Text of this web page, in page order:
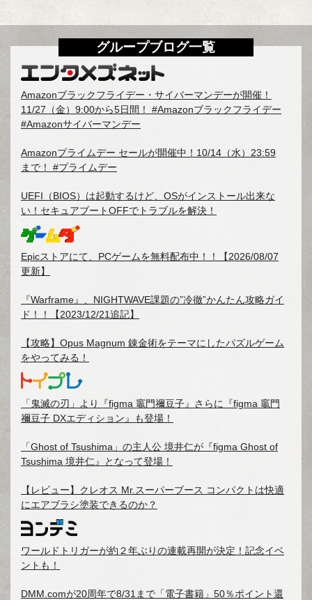
グループブログ一覧
Amazonブラックフライデー・サイバーマンデーが開催！
11/27（金）9:00から5日間！ #Amazonブラックフライデー
#Amazonサイバーマンデー
Amazonプライムデー セールが開催中！10/14（水）23:59
まで！ #プライムデー
UEFI（BIOS）は起動するけど、OSがインストール出来な
い！セキュアブートOFFでトラブルを解決！
Epicストアにて、PCゲームを無料配布中！！【2026/08/07
更新】
『Warframe』、NIGHTWAVE課題の”冷徹”かんたん攻略ガイ
ド！！【2023/12/21追記】
【攻略】Opus Magnum 錬金術をテーマにしたパズルゲーム
をやってみる！
「鬼滅の刃」より『figma 竈門禰豆子』さらに『figma 竈門
禰豆子 DXエディション』も登場！
「Ghost of Tsushima」の主人公 境井仁が『figma Ghost of
Tsushima 境井仁』となって登場！
【レビュー】クレオス Mr.スーパーブース コンパクトは快適
にエアブラシ塗装できるのか？
ワールドトリガーが約２年ぶりの連載再開が決定！記念イベ
ントも！
DMM.comが20周年で8/31まで「電子書籍」50％ポイント還